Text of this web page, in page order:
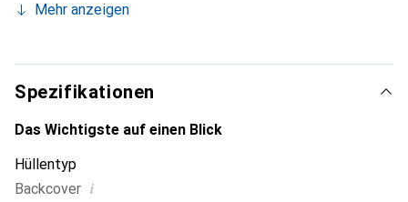
und unverzichtbaren Accessoire Ihres Smartphones.
die Marke Noreve eine sichere Wahl für eine
anspruchsvolle Kundschaft.
Mehr anzeigen
Spezifikationen
Das Wichtigste auf einen Blick
Hüllentyp
Backcover i